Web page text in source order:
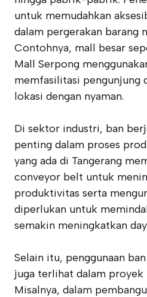
untuk memudahkan
dalam pergerakan barang
Contohnya, mall besar
Mall Serpong
memfasilitasi pengunjung
lokasi dengan nyaman.
Di sektor industri, ban
penting dalam proses
yang ada di Tangerang
conveyor belt untuk
produktivitas serta
diperlukan untuk
semakin meningkatkan
Selain itu, penggunaan
juga terlihat dalam
Misalnya, dalam